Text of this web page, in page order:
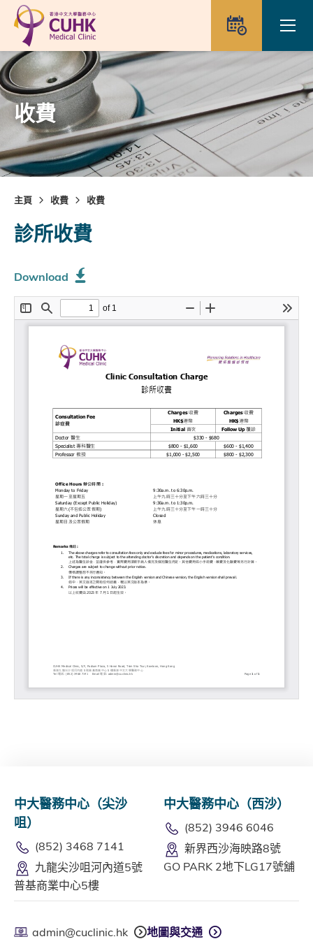
Skip to main content
預約
收費
主頁 收費 收費
診所收費
Download
中大醫務中心（尖沙
咀）
(852) 3468 7141
九龍尖沙咀河內道5號
普基商業中心5樓
中大醫務中心（西沙）
(852) 3946 6046
新界西沙海映路8號
GO PARK 2地下LG17號舖
admin@cuclinic.hk 地圖與交通